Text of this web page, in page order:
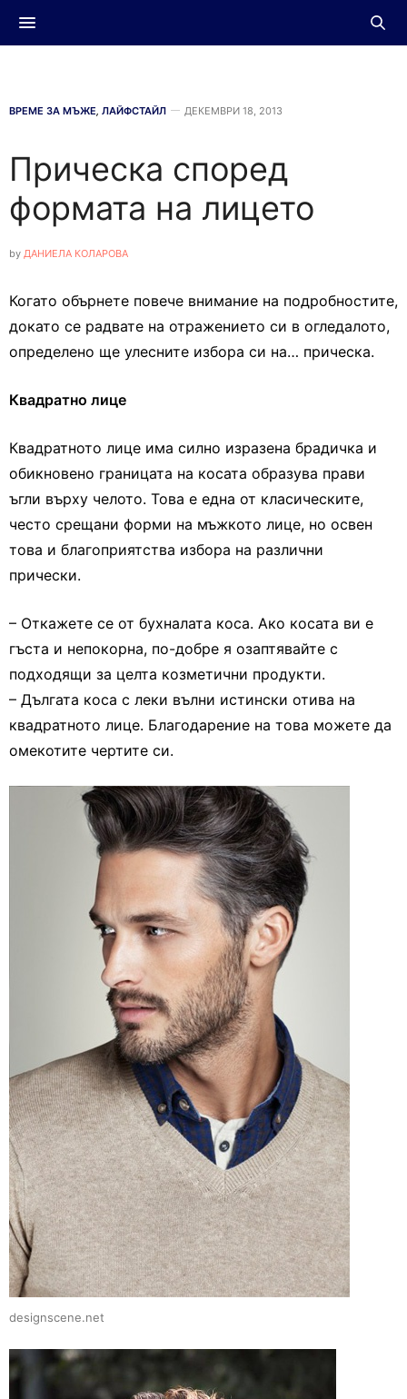
ВРЕМЕ ЗА МЪЖЕ, ЛАЙФСТАЙЛ ДЕКЕМВРИ 18, 2013
Прическа според
формата на лицето
by ДАНИЕЛА КОЛАРОВА
Когато обърнете повече внимание на подробностите,
докато се радвате на отражението си в огледалото,
определено ще улесните избора си на… прическа.
Квадратно лице
Квадратното лице има силно изразена брадичка и
обикновено границата на косата образува прави
ъгли върху челото. Това е една от класическите,
често срещани форми на мъжкото лице, но освен
това и благоприятства избора на различни
прически.
– Откажете се от бухналата коса. Ако косата ви е
гъста и непокорна, по-добре я озаптявайте с
подходящи за целта козметични продукти.
– Дългата коса с леки вълни истински отива на
квадратното лице. Благодарение на това можете да
омекотите чертите си.
designscene.net